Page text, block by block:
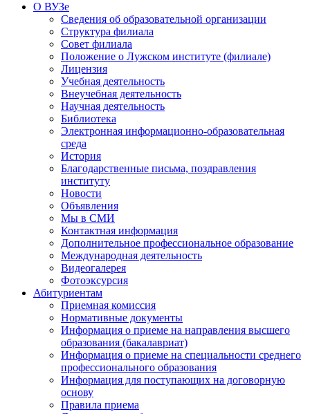
О ВУЗе
Сведения об образовательной организации
Структура филиала
Совет филиала
Положение о Лужском институте (филиале)
Лицензия
Учебная деятельность
Внеучебная деятельность
Научная деятельность
Библиотека
Электронная информационно-образовательная
среда
История
Благодарственные письма, поздравления
институту
Новости
Объявления
Мы в СМИ
Контактная информация
Дополнительное профессиональное образование
Международная деятельность
Видеогалерея
Фотоэксурсия
Абитуриентам
Приемная комиссия
Нормативные документы
Информация о приеме на направления высшего
образования (бакалавриат)
Информация о приеме на специальности среднего
профессионального образования
Информация для поступающих на договорную
основу
Правила приема